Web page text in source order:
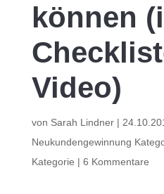
können
Video)
von Sarah Lindner|
Neukundengewinnung
Kategorie | 6 Kommentare